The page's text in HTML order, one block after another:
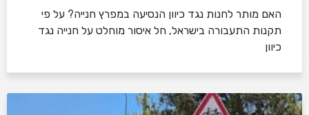
האם מותר לחנות נגד כיוון הנסיעה במפרץ חנייה? על פי
תקנות התעבורה בישראל, חל איסור מוחלט על חנייה נגד
כיוון